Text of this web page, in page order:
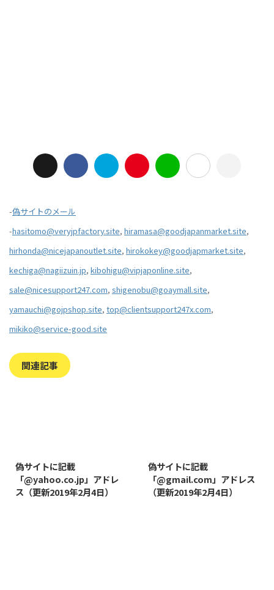
-偽サイトのメール
-hasitomo@veryjpfactory.site, hiramasa@goodjapanmarket.site,
hirhonda@nicejapanoutlet.site, hirokokey@goodjapmarket.site,
kechiga@nagiizuin.jp, kibohigu@vipjaponline.site,
sale@nicesupport247.com, shigenobu@goaymall.site,
yamauchi@gojpshop.site, top@clientsupport247x.com,
mikiko@service-good.site
関連記事
偽サイトに記載
「@yahoo.co.jp」アドレ
ス（更新2019年2月4日）
偽サイトに記載
「@gmail.com」アドレス
（更新2019年2月4日）